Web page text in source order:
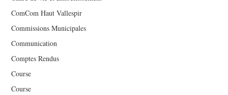
ComCom Haut Vallespir
Commissions Municipales
Communication
Comptes Rendus
Course
Course